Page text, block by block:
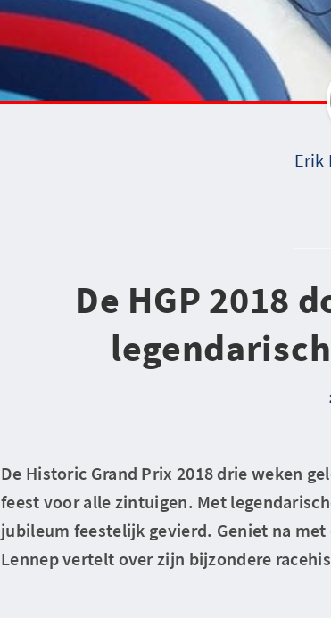
Erik
De HGP 2018
De Historic Grand Prix 2018 drie weken
feest voor alle zintuigen. Met
jubileum feestelijk gevierd. Geniet na
Lennep vertelt over zijn bijzondere